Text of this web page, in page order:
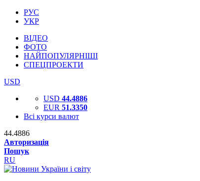
РУС
УКР
ВІДЕО
ФОТО
НАЙПОПУЛЯРНІШІ
СПЕЦПРОЕКТИ
USD
USD 44.4886
EUR 51.3350
Всі курси валют
44.4886
Авторизація
Пошук
RU